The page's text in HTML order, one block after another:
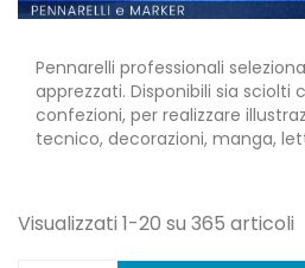
Pennarelli professionali
apprezzati. Disponibili sia sciolti
confezioni, per realizzare
tecnico, decorazioni, manga,
Visualizzati 1-20 su 365 articoli